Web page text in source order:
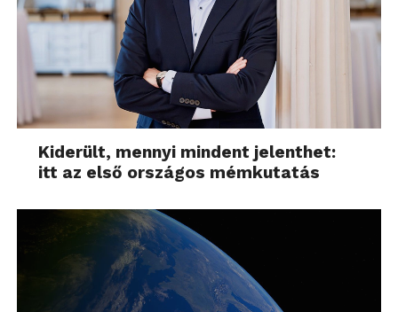
Kiderült, mennyi mindent jelenthet:
itt az első országos mémkutatás